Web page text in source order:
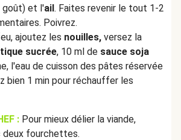
goût) et l'ail. Faites revenir le tout 1-2
Poivrez.
ajoutez les nouilles, versez la
sucrée, 10 ml de sauce soja
l'eau de cuisson des pâtes réservée
bien 1 min pour réchauffer les
: Pour mieux délier la viande,
fourchettes.